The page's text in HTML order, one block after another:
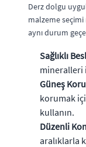
Derz dolgu
malzeme
aynı durum
Sağlıklı
mineralleri
Güneş
korumak
kullanın.
Düzenli
aralıklarla